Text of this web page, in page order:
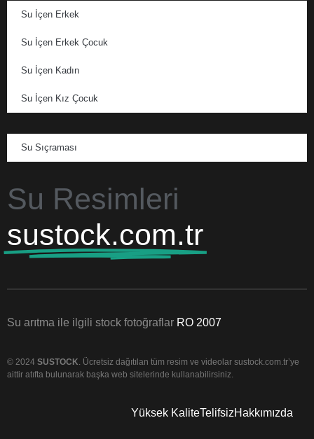
Su İçen Erkek
Su İçen Erkek Çocuk
Su İçen Kadın
Su İçen Kız Çocuk
Su Sıçraması
Su Resimleri
sustock.com.tr
Su arıtma ile ilgili stock fotoğraflar RO 2007
© 2024 SUSTOCK. Ücretsiz dağıtılan tüm resim ve videolar sustock.com.tr’ye
aittir atıfta bulunarak başka web sitelerinde kullanabilirsiniz.
Yüksek KaliteTelifsizHakkımızda